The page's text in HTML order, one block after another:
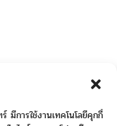
มีการใช้งานเทคโนโลยีคุกกี้